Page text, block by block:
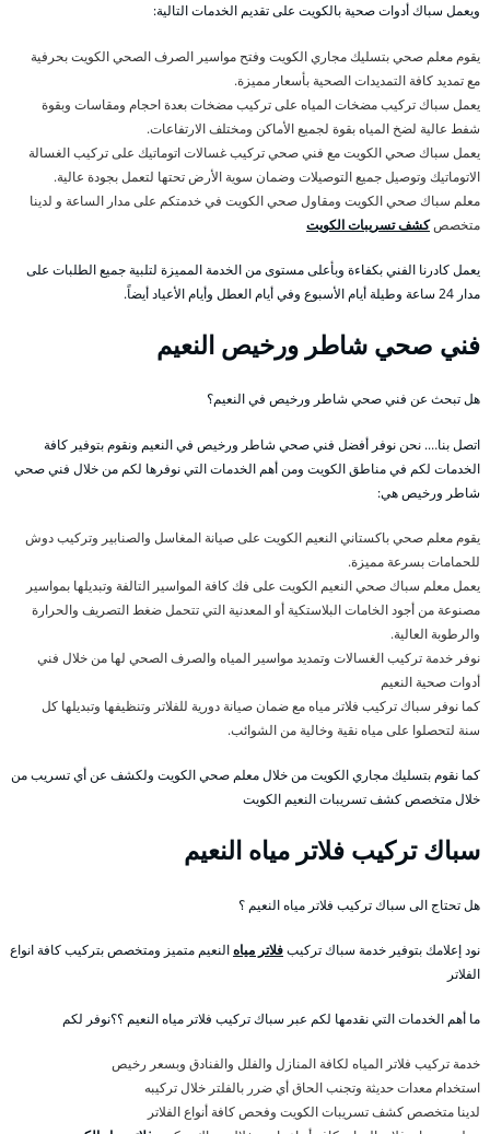
ويعمل سباك أدوات صحية بالكويت على تقديم الخدمات التالية:
يقوم معلم صحي بتسليك مجاري الكويت وفتح مواسير الصرف الصحي الكويت بحرفية
مع تمديد كافة التمديدات الصحية بأسعار مميزة.
يعمل سباك تركيب مضخات المياه على تركيب مضخات بعدة احجام ومقاسات وبقوة
شفط عالية لضخ المياه بقوة لجميع الأماكن ومختلف الارتفاعات.
يعمل سباك صحي الكويت مع فني صحي تركيب غسالات اتوماتيك على تركيب الغسالة
الاتوماتيك وتوصيل جميع التوصيلات وضمان سوية الأرض تحتها لتعمل بجودة عالية.
معلم سباك صحي الكويت ومقاول صحي الكويت في خدمتكم على مدار الساعة و لدينا
متخصصكشف تسريبات الكويت
يعمل كادرنا الفني بكفاءة وبأعلى مستوى من الخدمة المميزة لتلبية جميع الطلبات على
مدار 24 ساعة وطيلة أيام الأسبوع وفي أيام العطل وأيام الأعياد أيضاً.
فني صحي شاطر ورخيص النعيم
هل تبحث عن فني صحي شاطر ورخيص في النعيم؟
اتصل بنا…. نحن نوفر أفضل فني صحي شاطر ورخيص في النعيم ونقوم بتوفير كافة
الخدمات لكم في مناطق الكويت ومن أهم الخدمات التي نوفرها لكم من خلال فني صحي
شاطر ورخيص هي:
يقوم معلم صحي باكستاني النعيم الكويت على صيانة المغاسل والصنابير وتركيب دوش
للحمامات بسرعة مميزة.
يعمل معلم سباك صحي النعيم الكويت على فك كافة المواسير التالفة وتبديلها بمواسير
مصنوعة من أجود الخامات البلاستكية أو المعدنية التي تتحمل ضغط التصريف والحرارة
والرطوبة العالية.
نوفر خدمة تركيب الغسالات وتمديد مواسير المياه والصرف الصحي لها من خلال فني
أدوات صحية النعيم
كما نوفر سباك تركيب فلاتر مياه مع ضمان صيانة دورية للفلاتر وتنظيفها وتبديلها كل
سنة لتحصلوا على مياه نقية وخالية من الشوائب.
كما نقوم بتسليك مجاري الكويت من خلال معلم صحي الكويت ولكشف عن أي تسريب من
خلال متخصص كشف تسريبات النعيم الكويت
سباك تركيب فلاتر مياه النعيم
هل تحتاج الى سباك تركيب فلاتر مياه النعيم ؟
نود إعلامك بتوفير خدمة سباك تركيبفلاتر مياهالنعيم متميز ومتخصص بتركيب كافة انواع
الفلاتر
ما أهم الخدمات التي نقدمها لكم عبر سباك تركيب فلاتر مياه النعيم ؟؟نوفر لكم
خدمة تركيب فلاتر المياه لكافة المنازل والفلل والفنادق وبسعر رخيص
استخدام معدات حديثة وتجنب الحاق أي ضرر بالفلتر خلال تركيبه
لدينا متخصص كشف تسريبات الكويت وفحص كافة أنواع الفلاتر